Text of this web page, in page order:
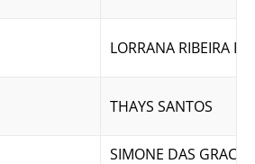
LORRANA RIBEIRA
THAYS SANTOS
SIMONE DAS GRACAS